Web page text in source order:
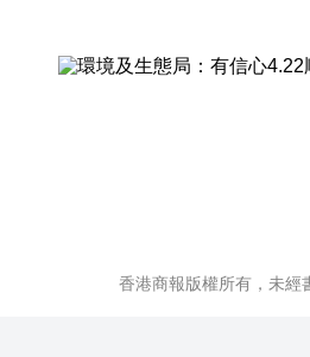
香港商報版權所有，未經